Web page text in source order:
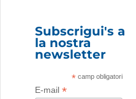
Subscrigui's a
la nostra
newsletter
*camp obligatori
E-mail *